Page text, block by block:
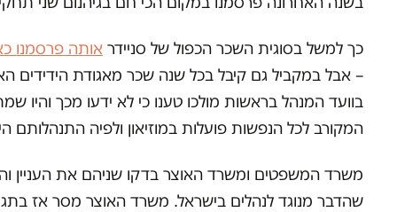
כך למשל בסוגית השכר הכפול של סניידר אותה פרסמנו
בוועד המנהל בראשות מולכו טענו כי לא ידעו מכך והיו
המקורב לכל הנפשות פועלות במוזיאון ולפיה התנהלותם
משרד המשפטים ומשרד האוצר בדקו שניהם את העניין
שהדבר מנוגד לנהלים בישראל. משרד האוצר מסר אז